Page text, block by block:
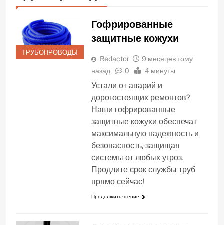
ТРУБОПРОВОДЫ
Гофрированные
защитные кожухи
Redactor
9 месяцев тому
назад
0 4 минуты
Устали от аварий и
дорогостоящих ремонтов?
Наши гофрированные
защитные кожухи обеспечат
максимальную надежность и
безопасность, защищая
системы от любых угроз.
Продлите срок службы труб
прямо сейчас!
Продолжить чтение